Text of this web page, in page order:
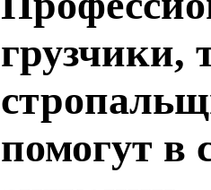
грузчики,
помогут в